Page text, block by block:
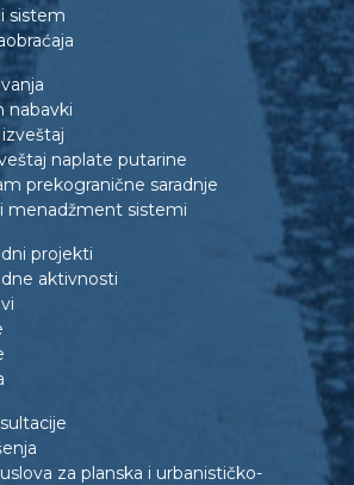
sistem
nabavki
naplate putarine
prekogranične saradnje
menadžment sistemi
projekti
aktivnosti
za planska i urbanističko-